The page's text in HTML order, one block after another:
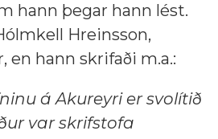
hann þegar hann lést.
Hreinsson,
en hann skrifaði m.a.:
á Akureyri er svolítið
var skrifstofa